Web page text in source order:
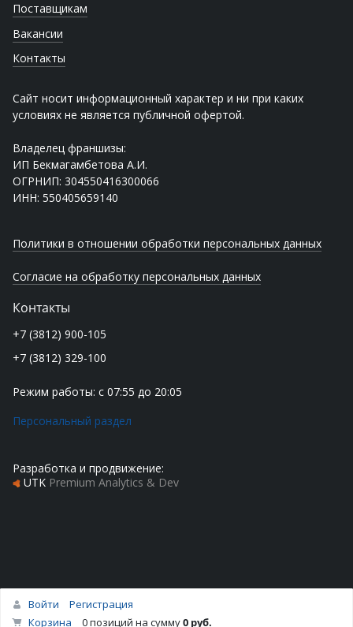
Поставщикам
Вакансии
Контакты
Сайт носит информационный характер и ни при каких
условиях не является публичной офертой.
Владелец франшизы:
ИП Бекмагамбетова А.И.
ОГРНИП: 304550416300066
ИНН: 550405659140
Политики в отношении обработки персональных данных
Согласие на обработку персональных данных
Контакты
+7 (3812) 900-105
+7 (3812) 329-100
Режим работы: с 07:55 до 20:05
Персональный раздел
Разработка и продвижение:
UTK Premium Analytics & Dev
Наверх
Войти
Регистрация
Корзина
0 позиций на сумму0 руб.